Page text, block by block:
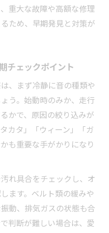
間に強まる場合の要因
きる車の不調時対応策
で頼れる整備先の特
しやすい相談方法とは
決できる地域のメリッ
日依頼できる場合の流
む音の危険サインとは
不足が招く異音の種類
重大な故障や高額な修理
ため、早期発見と対策が
チェックポイント
、まず冷静に音の種類や
う。始動時のみか、走行
かで、原因の絞り込みが
カタ」「ウィーン」「ガ
も重要な手がかりになり
れ具合をチェックし、オ
ます。ベルト類の緩みや
動、排気ガスの状態も合
判断が難しい場合は、愛